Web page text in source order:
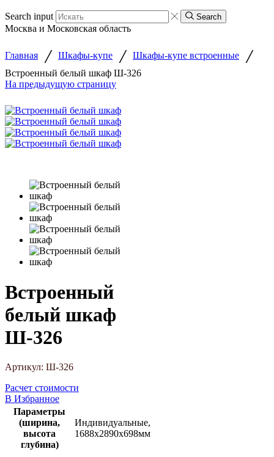
Search input Search
Москва и Московская область
Главная / Шкафы-купе / Шкафы-купе встроенные /
Встроенный белый шкаф Ш-326
На предыдущую страницу
Встроенный
белый шкаф
Ш-326
Артикул: Ш-326
Расчет стоимости
В Избранное
Параметры
(ширина,
высота
глубина)
Индивидуальные,
1688х2890х698мм